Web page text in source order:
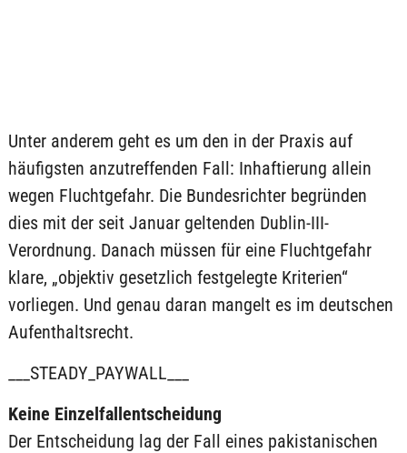
Unter anderem geht es um den in der Praxis auf
häufigsten anzutreffenden Fall: Inhaftierung allein
wegen Fluchtgefahr. Die Bundesrichter begründen
dies mit der seit Januar geltenden Dublin-III-
Verordnung. Danach müssen für eine Fluchtgefahr
klare, „objektiv gesetzlich festgelegte Kriterien“
vorliegen. Und genau daran mangelt es im deutschen
Aufenthaltsrecht.
___STEADY_PAYWALL___
Keine Einzelfallentscheidung
Der Entscheidung lag der Fall eines pakistanischen